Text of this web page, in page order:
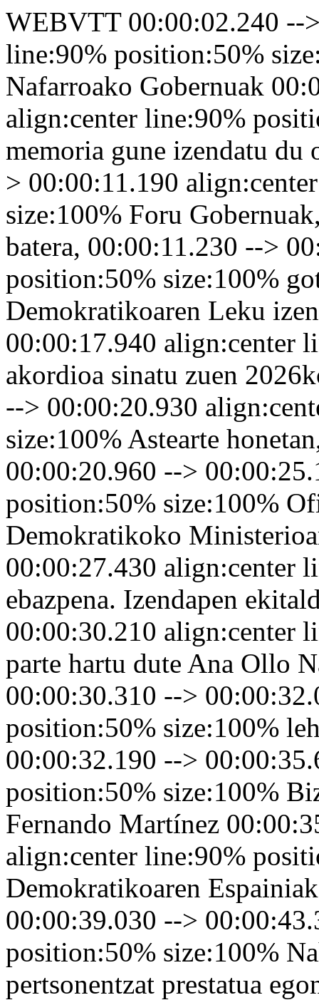
WEBVTT 00:00:02.240 --
line:90% position:50%
Nafarroako Gobernuak
align:center line:90%
memoria gune izendatu
> 00:00:11.190
size:100% Foru
batera, 00:00:11.230 -->
position:50% size:100%
Demokratikoaren Leku
00:00:17.940 align:center
akordioa sinatu zuen
--> 00:00:20.930
size:100% Astearte
00:00:20.960 -->
position:50% size:100%
Demokratikoko
00:00:27.430 align:center
ebazpena. Izendapen
00:00:30.210 align:center
parte hartu dute Ana Ollo
00:00:30.310 -->
position:50% size:100%
00:00:32.190 -->
position:50% size:100%
Fernando Martínez
align:center line:90%
Demokratikoaren
00:00:39.030 -->
position:50% size:100%
pertsonentzat prestatua